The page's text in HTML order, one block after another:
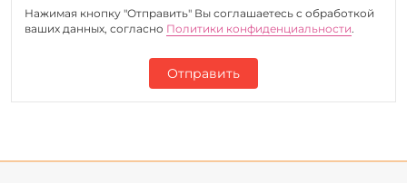
Нажимая кнопку "Отправить" Вы соглашаетесь c обработкой
ваших данных, согласно Политики конфиденциальности.
Отправить